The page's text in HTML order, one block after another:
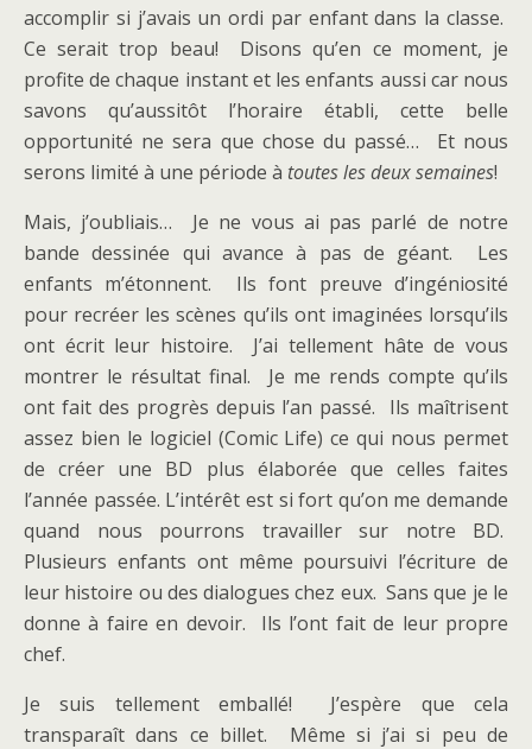
accomplir si j’avais un ordi par enfant dans la classe.
Ce serait trop beau! Disons qu’en ce moment, je
profite de chaque instant et les enfants aussi car nous
savons qu’aussitôt l’horaire établi, cette belle
opportunité ne sera que chose du passé… Et nous
serons limité à une période à toutes les deux semaines!
Mais, j’oubliais… Je ne vous ai pas parlé de notre
bande dessinée qui avance à pas de géant. Les
enfants m’étonnent. Ils font preuve d’ingéniosité
pour recréer les scènes qu’ils ont imaginées lorsqu’ils
ont écrit leur histoire. J’ai tellement hâte de vous
montrer le résultat final. Je me rends compte qu’ils
ont fait des progrès depuis l’an passé. Ils maîtrisent
assez bien le logiciel (Comic Life) ce qui nous permet
de créer une BD plus élaborée que celles faites
l’année passée. L’intérêt est si fort qu’on me demande
quand nous pourrons travailler sur notre BD.
Plusieurs enfants ont même poursuivi l’écriture de
leur histoire ou des dialogues chez eux. Sans que je le
donne à faire en devoir. Ils l’ont fait de leur propre
chef.
Je suis tellement emballé! J’espère que cela
transparaît dans ce billet. Même si j’ai si peu de